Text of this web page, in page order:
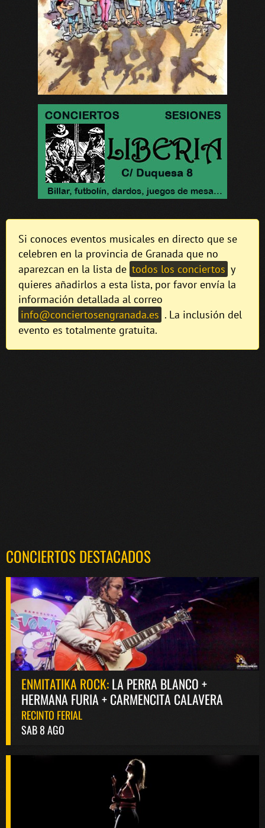
Si conoces eventos musicales en directo que se
celebren en la provincia de Granada que no
aparezcan en la lista de todos los conciertos y
quieres añadirlos a esta lista, por favor envía la
información detallada al correo
info@conciertosengranada.es . La inclusión del
evento es totalmente gratuita.
CONCIERTOS DESTACADOS
ENMITATIKA ROCK:LA PERRA BLANCO +
HERMANA FURIA + CARMENCITA CALAVERA
RECINTO FERIAL
SAB 8 AGO